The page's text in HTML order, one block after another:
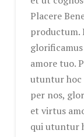
Placere
productum.
amore tuo.
utuntur hoc
per nos,
et virtus
qui utuntur